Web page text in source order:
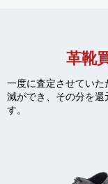
革靴
一度に査定させてい
減ができ、 その分を還
す。